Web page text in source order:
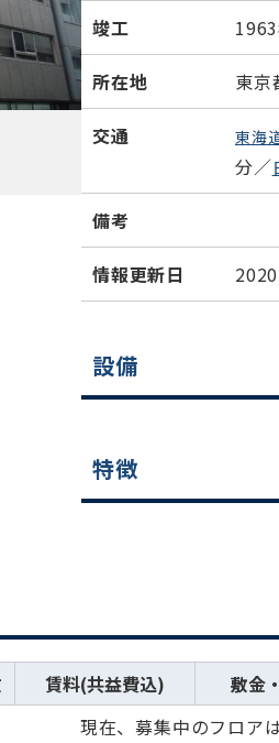
竣工
所在地 東京
交通 東海
分／
備考
情報更新日
設備
特徴
賃料(共益費込) 敷金
現在、募集中のフロア